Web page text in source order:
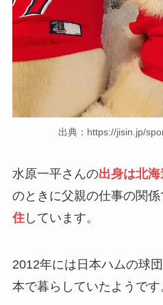
出典：https://jisin.jp/
水原一平さんの出身は北
のときに父親の仕事の関係
住しています。
2012年には日本ハムの球
本で暮らしていたようです